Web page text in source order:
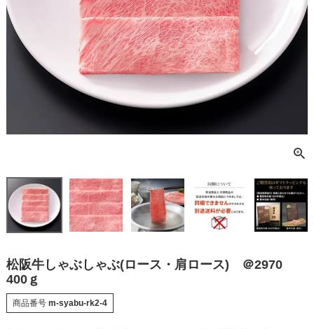
松阪牛しゃぶしゃぶ(ロース・肩ロース) ＠2970
400ｇ
商品番号 m-syabu-rk2-4